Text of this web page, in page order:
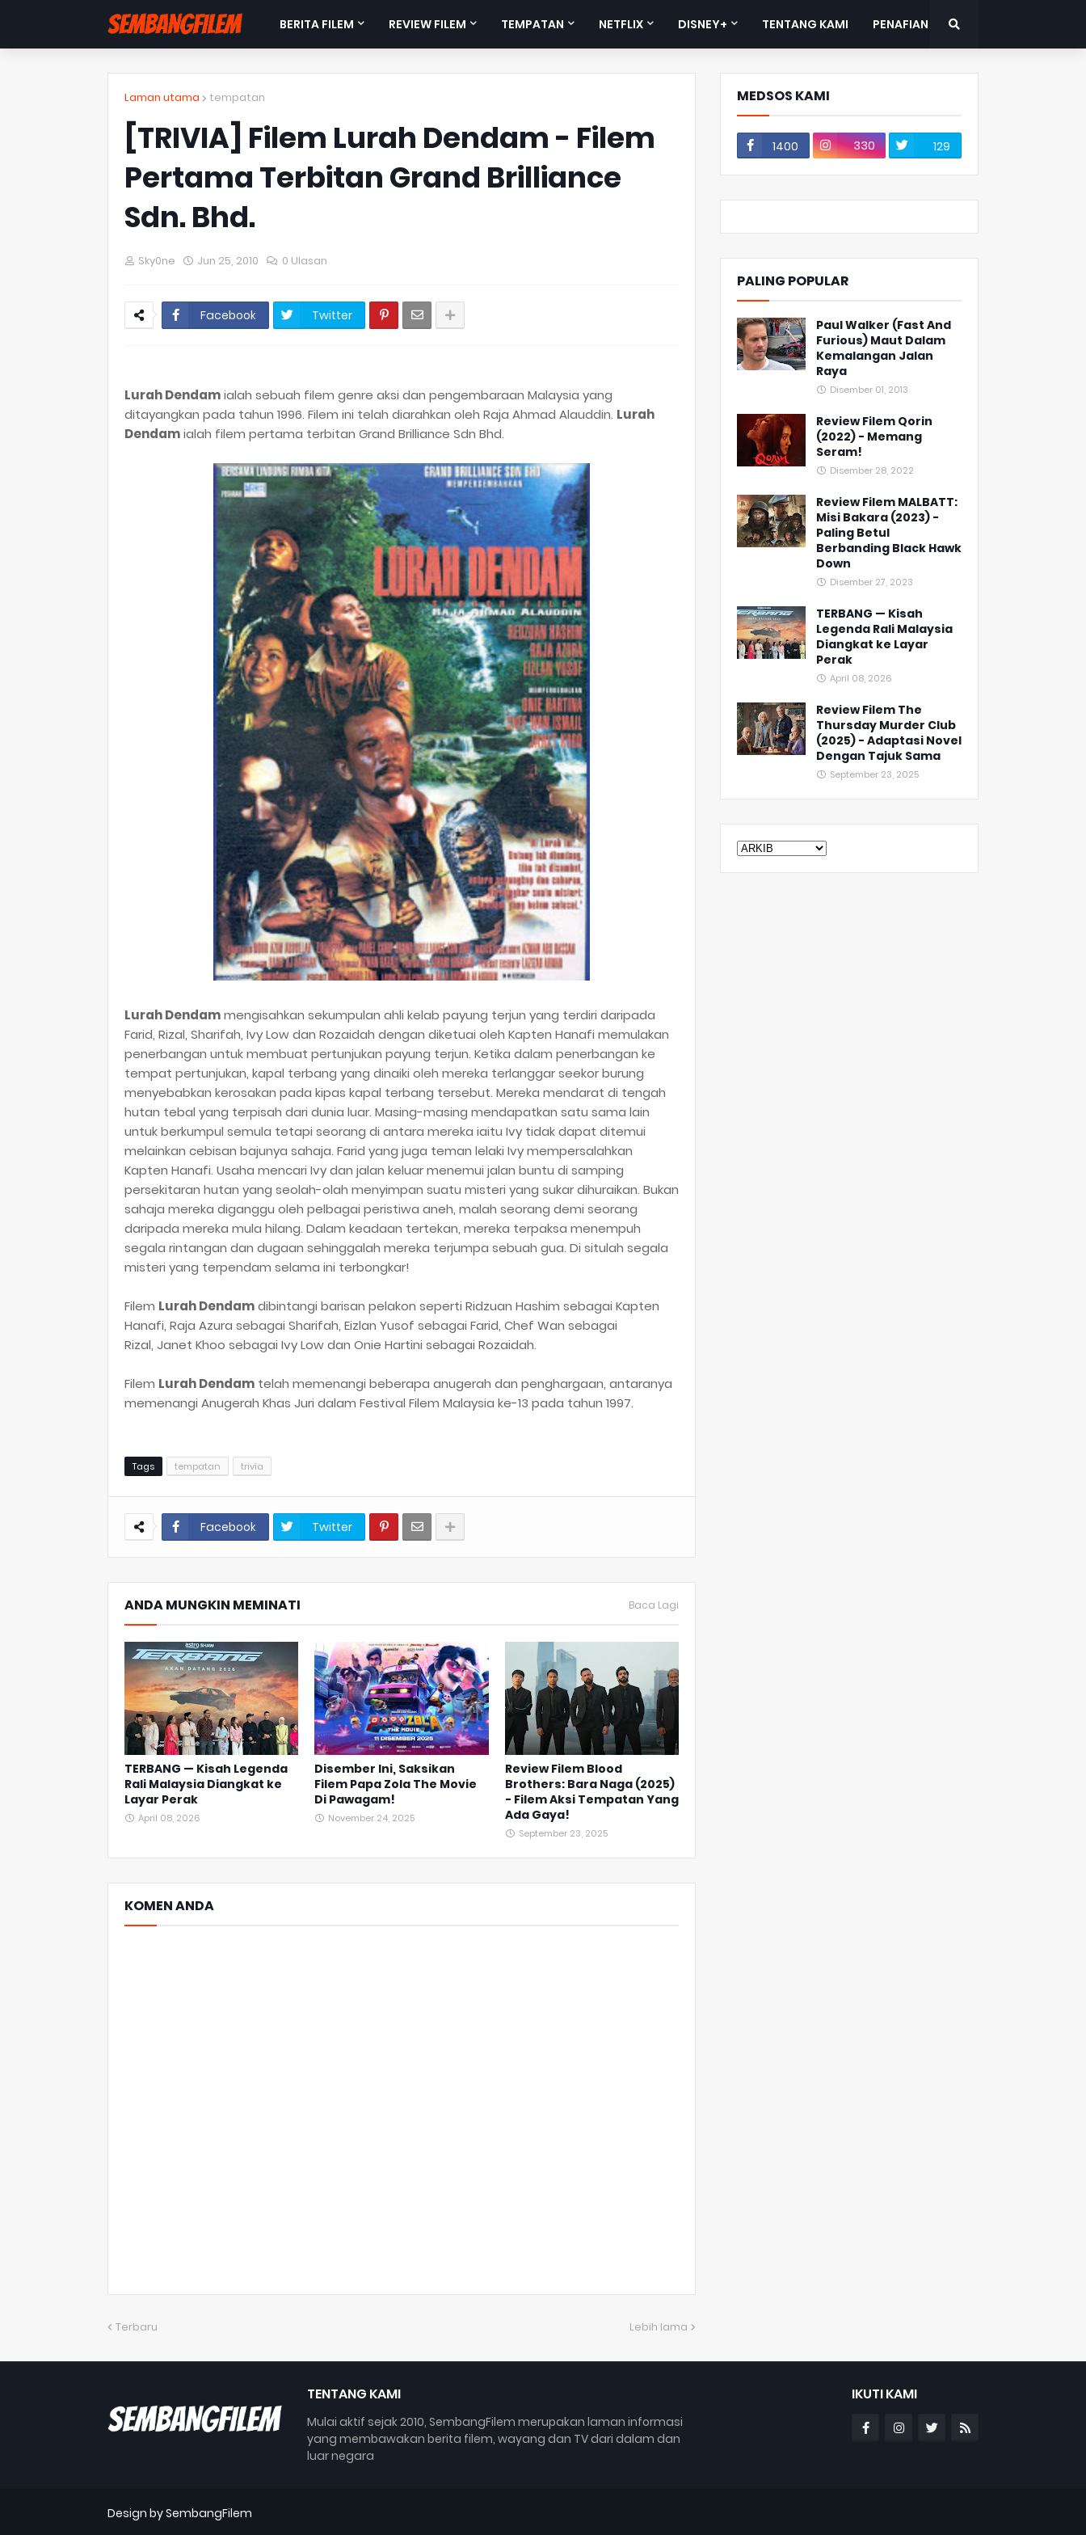
BERITA FILEM REVIEW FILEM TEMPATAN NETFLIX DISNEY+ TENTANG KAMI PENAFIAN
Laman utama tempatan
[TRIVIA] Filem Lurah Dendam - Filem
Pertama Terbitan Grand Brilliance
Sdn. Bhd.
Sky0ne Jun 25, 2010 0 Ulasan
Facebook Twitter
Lurah Dendamialah sebuah filem genre aksi dan pengembaraan Malaysia yang
ditayangkan pada tahun 1996. Filem ini telah diarahkan oleh Raja Ahmad Alauddin. Lurah
Dendamialah filem pertama terbitan Grand Brilliance Sdn Bhd.
Lurah Dendammengisahkan sekumpulan ahli kelab payung terjun yang terdiri daripada
Farid, Rizal, Sharifah, Ivy Low dan Rozaidah dengan diketuai oleh Kapten Hanafi memulakan
penerbangan untuk membuat pertunjukan payung terjun. Ketika dalam penerbangan ke
tempat pertunjukan, kapal terbang yang dinaiki oleh mereka terlanggar seekor burung
menyebabkan kerosakan pada kipas kapal terbang tersebut. Mereka mendarat di tengah
hutan tebal yang terpisah dari dunia luar. Masing-masing mendapatkan satu sama lain
untuk berkumpul semula tetapi seorang di antara mereka iaitu Ivy tidak dapat ditemui
melainkan cebisan bajunya sahaja. Farid yang juga teman lelaki Ivy mempersalahkan
Kapten Hanafi. Usaha mencari Ivy dan jalan keluar menemui jalan buntu di samping
persekitaran hutan yang seolah-olah menyimpan suatu misteri yang sukar dihuraikan. Bukan
sahaja mereka diganggu oleh pelbagai peristiwa aneh, malah seorang demi seorang
daripada mereka mula hilang. Dalam keadaan tertekan, mereka terpaksa menempuh
segala rintangan dan dugaan sehinggalah mereka terjumpa sebuah gua. Di situlah segala
misteri yang terpendam selama ini terbongkar!
Filem Lurah Dendamdibintangi barisan pelakon seperti Ridzuan Hashim sebagai Kapten
Hanafi, Raja Azura sebagai Sharifah, Eizlan Yusof sebagai Farid, Chef Wan sebagai
Rizal, Janet Khoo sebagai Ivy Low dan Onie Hartini sebagai Rozaidah.
Filem Lurah Dendam telah memenangi beberapa anugerah dan penghargaan, antaranya
memenangi Anugerah Khas Juri dalam Festival Filem Malaysia ke-13 pada tahun 1997.
Tags tempatan trivia
Facebook Twitter
ANDA MUNGKIN MEMINATI Baca Lagi
TERBANG — Kisah Legenda
Rali Malaysia Diangkat ke
Layar Perak
April 08, 2026
Disember Ini, Saksikan
Filem Papa Zola The Movie
Di Pawagam!
November 24, 2025
Review Filem Blood
Brothers: Bara Naga (2025)
- Filem Aksi Tempatan Yang
Ada Gaya!
September 23, 2025
KOMEN ANDA
Terbaru Lebih lama
MEDSOS KAMI
1400 330 129
PALING POPULAR
Paul Walker (Fast And
Furious) Maut Dalam
Kemalangan Jalan
Raya
Disember 01, 2013
Review Filem Qorin
(2022) - Memang
Seram!
Disember 28, 2022
Review Filem MALBATT:
Misi Bakara (2023) -
Paling Betul
Berbanding Black Hawk
Down
Disember 27, 2023
TERBANG — Kisah
Legenda Rali Malaysia
Diangkat ke Layar
Perak
April 08, 2026
Review Filem The
Thursday Murder Club
(2025) - Adaptasi Novel
Dengan Tajuk Sama
September 23, 2025
TENTANG KAMI
Mulai aktif sejak 2010, SembangFilem merupakan laman informasi
yang membawakan berita filem, wayang dan TV dari dalam dan
luar negara
IKUTI KAMI
Design by SembangFilem